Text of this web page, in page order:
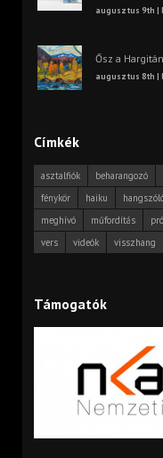
augusztus 9th |
Ősz a
augusztus 8th |
Címkék
asztalfiók beharangozó
fénykör
haiku
meghívó
műfordítás
vers
videók visszhang
Támogatók